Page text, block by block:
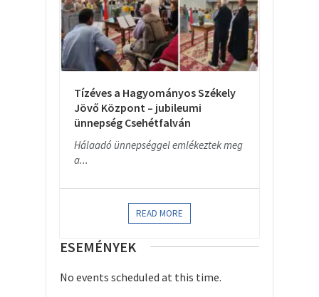
Tízéves a Hagyományos Székely
Jövő Központ – jubileumi
ünnepség Csehétfalván
Hálaadó ünnepséggel emlékeztek meg
a...
READ MORE
ESEMÉNYEK
No events scheduled at this time.